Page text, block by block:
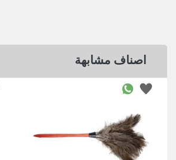
اصناف مشابهة